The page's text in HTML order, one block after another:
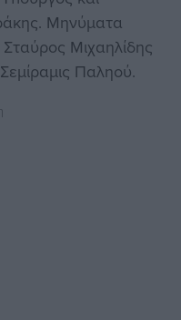
Μηνύματα
Μιχαηλίδης
Παληού.